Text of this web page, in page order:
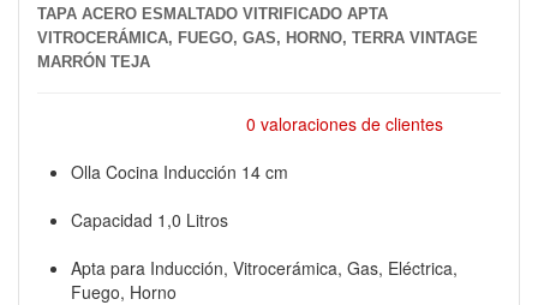
TAPA ACERO ESMALTADO VITRIFICADO APTA
VITROCERÁMICA, FUEGO, GAS, HORNO, TERRA VINTAGE
MARRÓN TEJA
0 valoraciones de clientes
Olla Cocina Inducción 14 cm
Capacidad 1,0 Litros
Apta para Inducción, Vitrocerámica, Gas, Eléctrica,
Fuego, Horno